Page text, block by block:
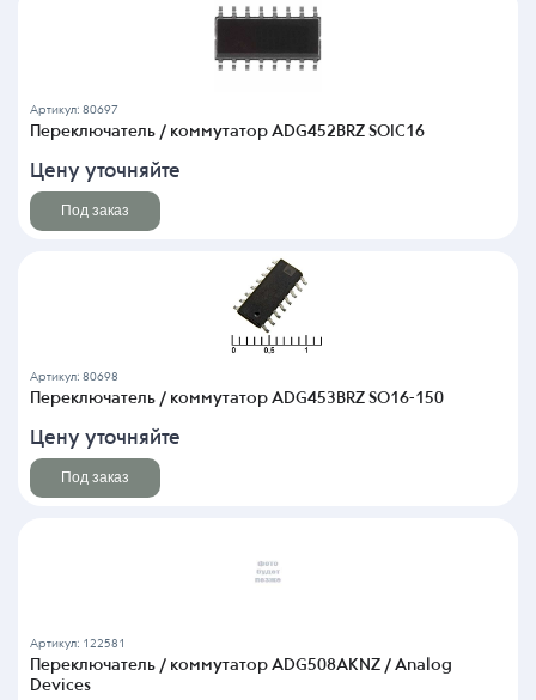
Артикул: 80697
Переключатель / коммутатор ADG452BRZ SOIC16
Цену уточняйте
Под заказ
Артикул: 80698
Переключатель / коммутатор ADG453BRZ SO16-150
Цену уточняйте
Под заказ
Артикул: 122581
Переключатель / коммутатор ADG508AKNZ / Analog
Devices